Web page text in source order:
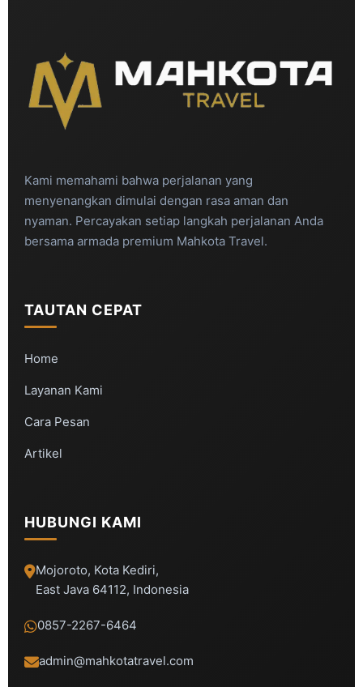
Kami memahami bahwa perjalanan yang
menyenangkan dimulai dengan rasa aman dan
nyaman. Percayakan setiap langkah perjalanan Anda
bersama armada premium Mahkota Travel.
TAUTAN CEPAT
Home
Layanan Kami
Cara Pesan
Artikel
HUBUNGI KAMI
Mojoroto, Kota Kediri,
East Java 64112, Indonesia
0857-2267-6464
admin@mahkotatravel.com